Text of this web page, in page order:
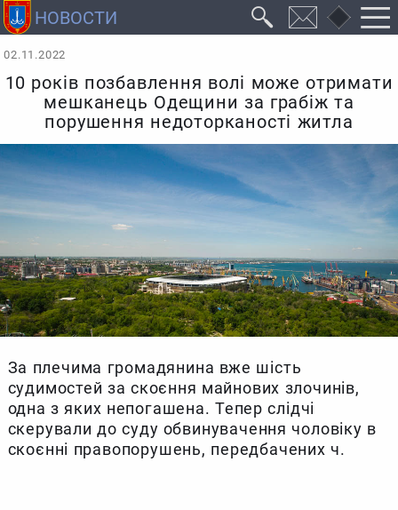
02.11.2022
10 років позбавлення волі може отримати
мешканець Одещини за грабіж та
порушення недоторканості житла
За плечима громадянина вже шість
судимостей за скоєння майнових злочинів,
одна з яких непогашена. Тепер слідчі
скерували до суду обвинувачення чоловіку в
скоєнні правопорушень, передбачених ч.